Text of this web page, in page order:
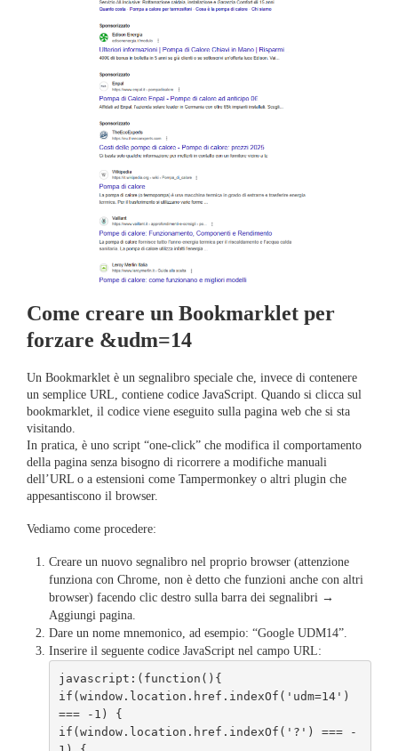
Come creare un Bookmarklet per
forzare &udm=14
Un Bookmarklet è un segnalibro speciale che, invece di contenere
un semplice URL, contiene codice JavaScript. Quando si clicca sul
bookmarklet, il codice viene eseguito sulla pagina web che si sta
visitando.
In pratica, è uno script “one-click” che modifica il comportamento
della pagina senza bisogno di ricorrere a modifiche manuali
dell’URL o a estensioni come Tampermonkey o altri plugin che
appesantiscono il browser.
Vediamo come procedere:
Creare un nuovo segnalibro nel proprio browser (attenzione
funziona con Chrome, non è detto che funzioni anche con altri
browser) facendo clic destro sulla barra dei segnalibri →
Aggiungi pagina.
Dare un nome mnemonico, ad esempio: “Google UDM14”.
Inserire il seguente codice JavaScript nel campo URL:
javascript:(function(){
if(window.location.href.indexOf('udm=14')
=== -1) {
if(window.location.href.indexOf('?') === -